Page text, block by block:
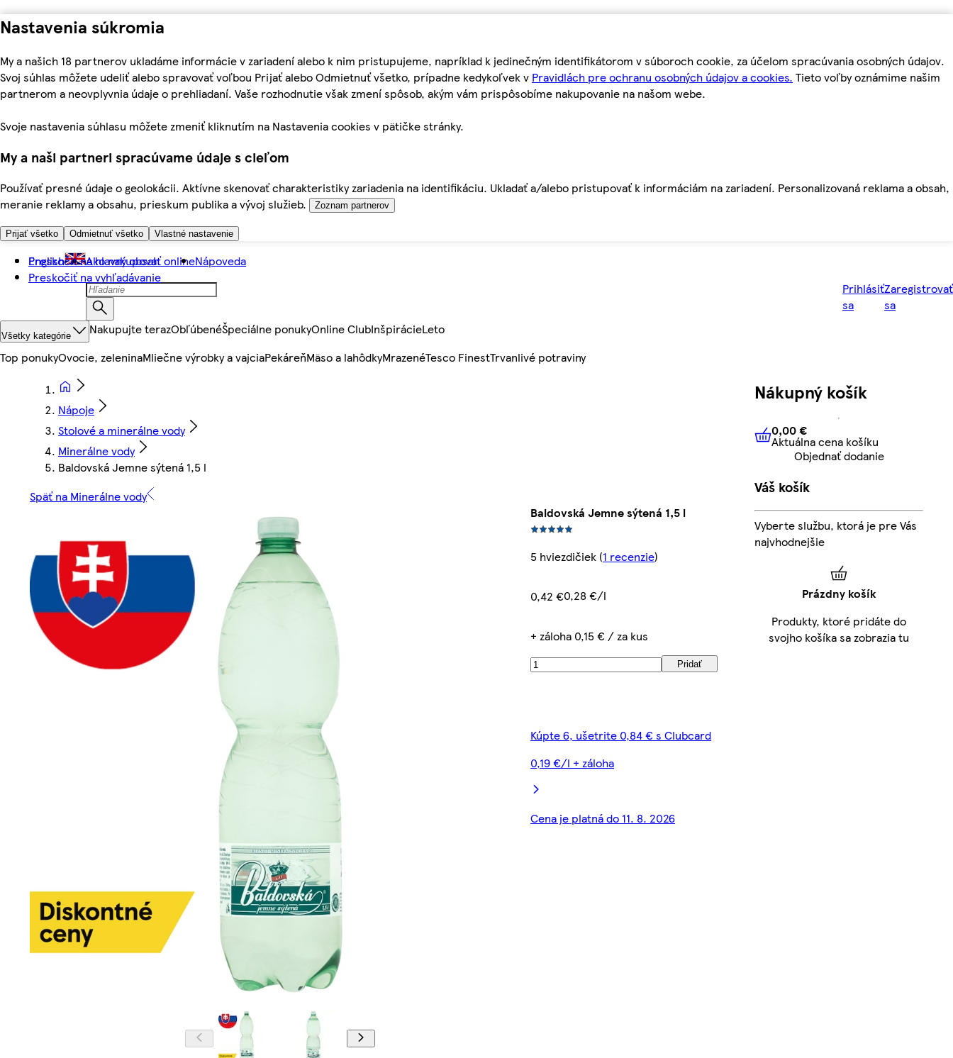
Nastavenia súkromia
My a našich 18 partnerov ukladáme informácie v zariadení alebo k nim pristupujeme, napríklad k jedinečným identifikátorom v súboroch cookie, za účelom spracúvania osobných údajov.
Svoj súhlas môžete udeliť alebo spravovať voľbou Prijať alebo Odmietnuť všetko, prípadne kedykoľvek v Pravidlách pre ochranu osobných údajov a cookies. Tieto voľby oznámime našim
partnerom a neovplyvnia údaje o prehliadaní. Vaše rozhodnutie však zmení spôsob, akým vám prispôsobíme nakupovanie na našom webe.
Svoje nastavenia súhlasu môžete zmeniť kliknutím na Nastavenia cookies v pätičke stránky.
My a naši partneri spracúvame údaje s cieľom
Používať presné údaje o geolokácii. Aktívne skenovať charakteristiky zariadenia na identifikáciu. Ukladať a/alebo pristupovať k informáciám na zariadení. Personalizovaná reklama a obsah,
meranie reklamy a obsahu, prieskum publika a vývoj služieb.
Zoznam partnerov
Prijať všetko Odmietnuť všetko Vlastné nastavenie
Preskočiť na hlavný obsah
Preskočiť na vyhľadávanie
English Ako nakupovať onlineNápoveda
Prihlásiť
sa
Zaregistrovať
sa
Všetky kategórie Nakupujte terazObľúbenéŠpeciálne ponukyOnline ClubInšpirácieLeto
Top ponukyOvocie, zeleninaMliečne výrobky a vajciaPekáreňMäso a lahôdkyMrazenéTesco FinestTrvanlivé potraviny
Nápoje
Stolové a minerálne vody
Minerálne vody
Baldovská Jemne sýtená 1,5 l
Späť na Minerálne vody
Baldovská Jemne sýtená 1,5 l
5 hviezdičiek (1 recenzie)
0,42 €0,28 €/l
+ záloha 0,15 € / za kus
Pridať
Kúpte 6, ušetrite 0,84 € s Clubcard
0,19 €/l + záloha
Cena je platná do 11. 8. 2026
Nákupný košík
0,00 € Aktuálna cena košíku
0,00 €
Aktuálna cena košíku
Objednať dodanie
Váš košík
Vyberte službu, ktorá je pre Vás
najvhodnejšie
Prázdny košík
Produkty, ktoré pridáte do
svojho košíka sa zobrazia tu